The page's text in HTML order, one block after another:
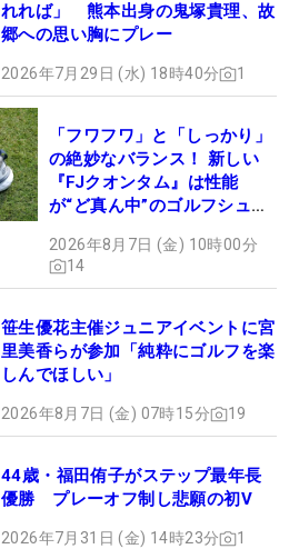
れれば」 熊本出身の鬼塚貴理、故
郷への思い胸にプレー
2026年7月29日 (水) 18時40分 1
「フワフワ」と「しっかり」
の絶妙なバランス！ 新しい
『FJクオンタム』は性能
が“ど真ん中”のゴルフシュー
2026年8月7日 (金) 10時00分
14
笹生優花主催ジュニアイベントに宮
里美香らが参加「純粋にゴルフを楽
しんでほしい」
2026年8月7日 (金) 07時15分 19
44歳・福田侑子がステップ最年長
優勝 プレーオフ制し悲願の初V
2026年7月31日 (金) 14時23分 1